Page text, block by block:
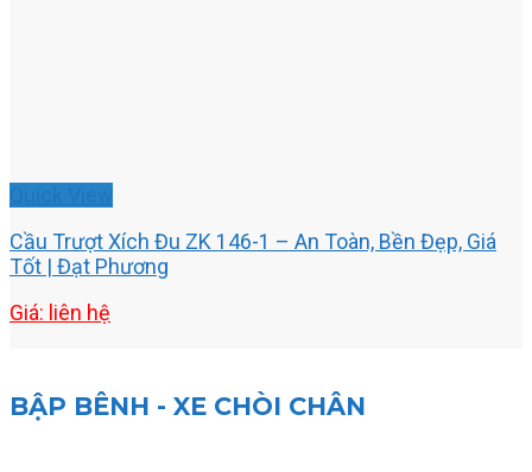
Cầu Trượt Xích Đu ZK 146-1 – An Toàn, Bền Đẹp, Giá
Tốt | Đạt Phương
Giá: liên hệ
BẬP BÊNH - XE CHÒI CHÂN